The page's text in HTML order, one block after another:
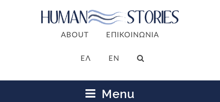
ABOUT ΕΠΙΚΟΙΝΩΝΙΑ
ΕΛ EN
Menu